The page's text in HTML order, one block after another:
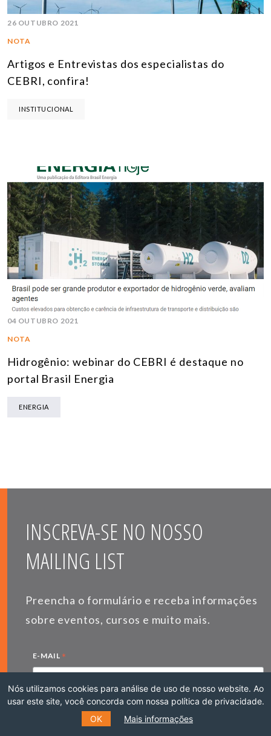
26 OUTUBRO 2021
NOTA
Artigos e Entrevistas dos especialistas do
CEBRI, confira!
INSTITUCIONAL
04 OUTUBRO 2021
NOTA
Hidrogênio: webinar do CEBRI é destaque no
portal Brasil Energia
ENERGIA
INSCREVA-SE NO NOSSO
MAILING LIST
Preencha o formulário e receba informações
sobre eventos, cursos e muito mais.
E-MAIL *
Nós utilizamos cookies para análise de uso de nosso website. Ao
usar este site, você concorda com nossa política de privacidade.
OK
Mais informações